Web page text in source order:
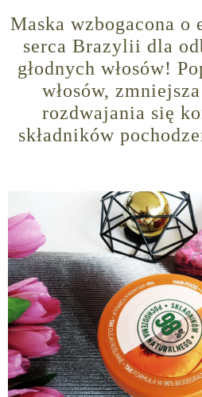
Maska wzbogacona o
serca Brazylii dla
głodnych włosów!
włosów,
rozdwajania się
składników